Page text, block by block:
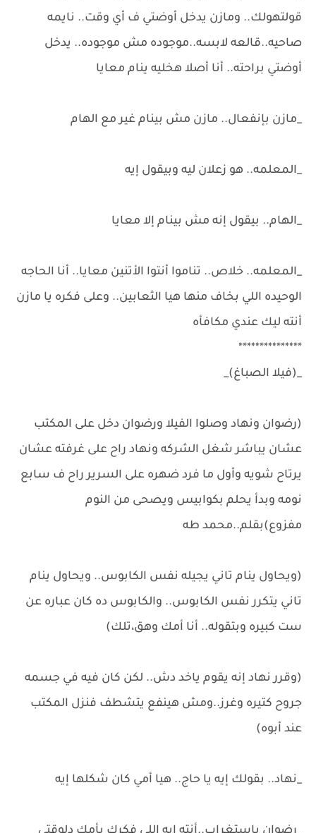
قولتهولك.. ومازن يدخل أوضتي ف أي وقت.. نايمه
صاحيه..قالعه لابسه..موجوده مش موجوده.. يدخل
أوضتي براحته.. أنا أصلا هخليه ينام معايا
_مازن بإنفعال.. مازن مش بينام غير مع الهام
_المعلمه.. هو زعلان ليه وبيقول إيه
_الهام.. بيقول إنه مش بينام إلا معايا
_المعلمه.. خلاص.. تناموا أنتوا الأتنين معايا.. أنا الحاجه
الوحيده اللي بخاف منها هيا الثعابين.. وعلى فكره يا مازن
أنته ليك عندي مكافأه
***************
_(فيلا الصباغ)_
(رضوان ونهاد وصلوا الفيلا ورضوان دخل على المكتب
عشان يباشر شغل الشركه ونهاد راح على غرفته عشان
يرتاح شويه وأول ما فرد ضهره على السرير راح ف سابع
نومه وبدأ يحلم بكوابيس ويصحى من النوم
مفزوع)بقلم..محمد طه
(ويحاول ينام تاني يجيله نفس الكابوس.. ويحاول ينام
تاني يتكرر نفس الكابوس.. والكابوس ده كان عباره عن
ست كبيره وبتقوله.. أنا أمك وهق،تلك)
(وقرر نهاد إنه يقوم ياخد دش.. لكن كان فيه في جسمه
جروح كتيره وغرز..ومش هينفع يتشطف فنزل المكتب
عند أبوه)
_نهاد.. بقولك إيه يا حاج.. هيا أمي كان شكلها إيه